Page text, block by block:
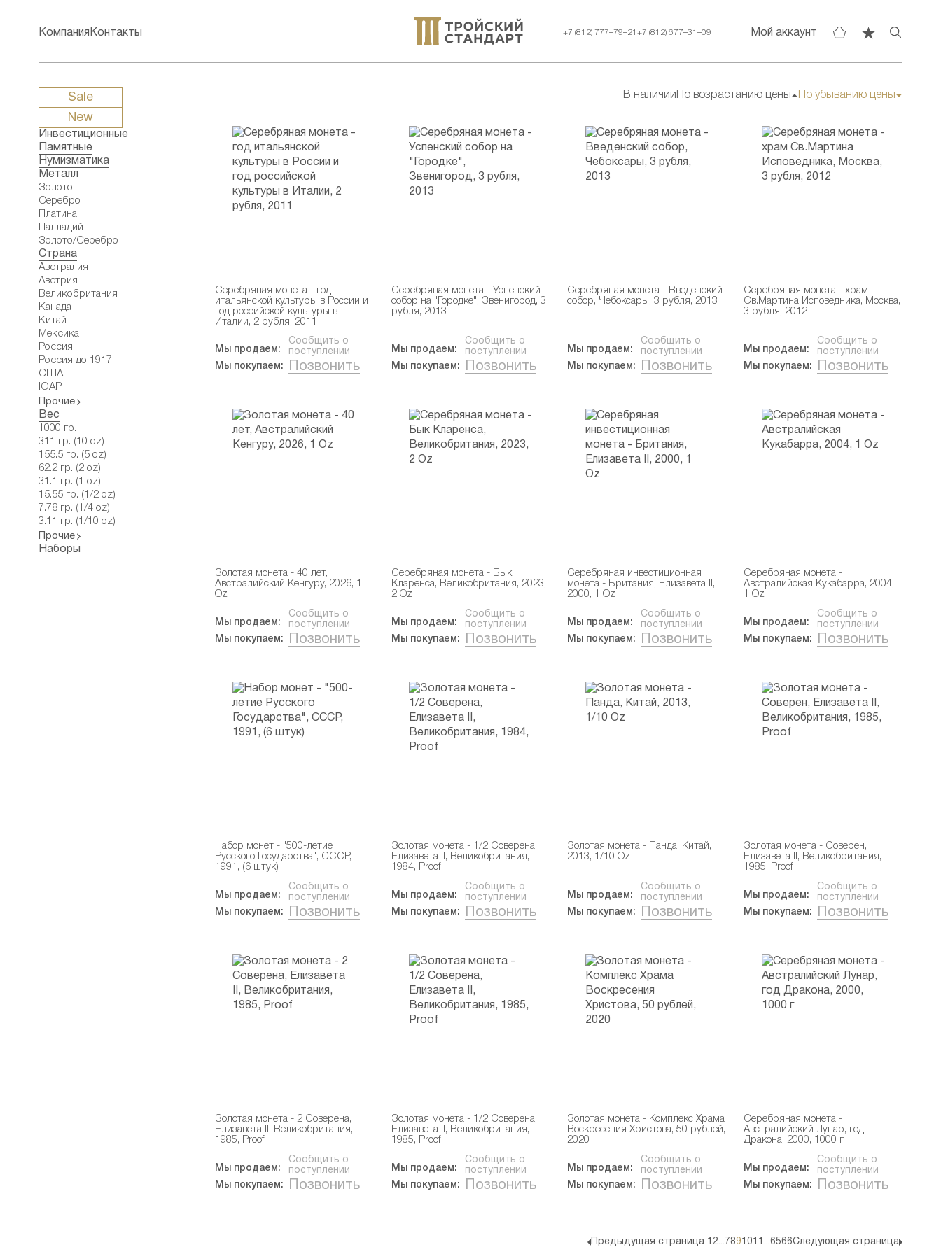
Компания Контакты +7 (812) 777–79–21+7 (812) 677–31–09 Мой аккаунт
Sale
New
Инвестиционные
Памятные
Нумизматика
Металл
Золото
Серебро
Платина
Палладий
Золото/Серебро
Страна
Австралия
Австрия
Великобритания
Канада
Китай
Мексика
Россия
Россия до 1917
США
ЮАР
Прочие
Вес
1000 гр.
311 гр. (10 oz)
155.5 гр. (5 oz)
62.2 гр. (2 oz)
31.1 гр. (1 oz)
15.55 гр. (1/2 oz)
7.78 гр. (1/4 oz)
3.11 гр. (1/10 oz)
Прочие
Наборы
В наличии По возрастанию цены По убыванию цены
Серебряная монета - год
итальянской культуры в России и
год российской культуры в
Италии, 2 рубля, 2011
Мы продаем:
Сообщить о
поступлении
Мы покупаем:
Позвонить
Серебряная монета - Успенский
собор на "Городке", Звенигород, 3
рубля, 2013
Мы продаем:
Сообщить о
поступлении
Мы покупаем:
Позвонить
Серебряная монета - Введенский
собор, Чебоксары, 3 рубля, 2013
Мы продаем:
Сообщить о
поступлении
Мы покупаем:
Позвонить
Серебряная монета - храм
Св.Мартина Исповедника, Москва,
3 рубля, 2012
Мы продаем:
Сообщить о
поступлении
Мы покупаем:
Позвонить
Золотая монета - 40 лет,
Австралийский Кенгуру, 2026, 1
Oz
Мы продаем:
Сообщить о
поступлении
Мы покупаем:
Позвонить
Серебряная монета - Бык
Кларенса, Великобритания, 2023,
2 Oz
Мы продаем:
Сообщить о
поступлении
Мы покупаем:
Позвонить
Серебряная инвестиционная
монета - Британия, Елизавета II,
2000, 1 Oz
Мы продаем:
Сообщить о
поступлении
Мы покупаем:
Позвонить
Серебряная монета -
Австралийская Кукабарра, 2004,
1 Oz
Мы продаем:
Сообщить о
поступлении
Мы покупаем:
Позвонить
Набор монет - "500-летие
Русского Государства", СССР,
1991, (6 штук)
Мы продаем:
Сообщить о
поступлении
Мы покупаем:
Позвонить
Золотая монета - 1/2 Соверена,
Елизавета II, Великобритания,
1984, Proof
Мы продаем:
Сообщить о
поступлении
Мы покупаем:
Позвонить
Золотая монета - Панда, Китай,
2013, 1/10 Oz
Мы продаем:
Сообщить о
поступлении
Мы покупаем:
Позвонить
Золотая монета - Соверен,
Елизавета II, Великобритания,
1985, Proof
Мы продаем:
Сообщить о
поступлении
Мы покупаем:
Позвонить
Золотая монета - 2 Соверена,
Елизавета II, Великобритания,
1985, Proof
Мы продаем:
Сообщить о
поступлении
Мы покупаем:
Позвонить
Золотая монета - 1/2 Соверена,
Елизавета II, Великобритания,
1985, Proof
Мы продаем:
Сообщить о
поступлении
Мы покупаем:
Позвонить
Золотая монета - Комплекс Храма
Воскресения Христова, 50 рублей,
2020
Мы продаем:
Сообщить о
поступлении
Мы покупаем:
Позвонить
Серебряная монета -
Австралийский Лунар, год
Дракона, 2000, 1000 г
Мы продаем:
Сообщить о
поступлении
Мы покупаем:
Позвонить
Предыдущая страница 1 2... 7891011 ...6566Следующая страница